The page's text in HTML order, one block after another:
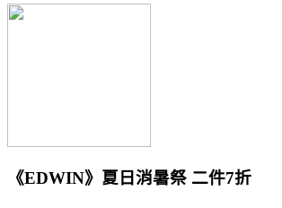
《EDWIN》夏日消暑祭 二件7折